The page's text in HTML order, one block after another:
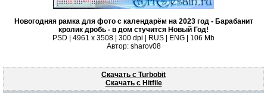
Новогодняя рамка для фото с календарём на 2023 год - Барабанит
кролик дробь - в дом стучится Новый Год!
PSD | 4961 х 3508 | 300 dpi | RUS | ENG | 106 Mb
Автор: sharov08
Скачать с Turbobit
Скачать с Hitfile